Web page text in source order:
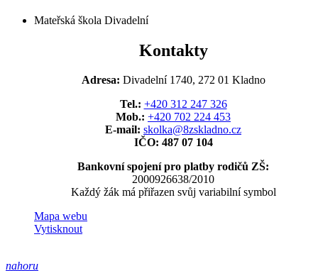
Mateřská škola Divadelní
Kontakty
Adresa: Divadelní 1740, 272 01 Kladno
Tel.: +420 312 247 326
Mob.: +420 702 224 453
E-mail: skolka@8zskladno.cz
IČO: 487 07 104
Bankovní spojení pro platby rodičů ZŠ:
2000926638/2010
Každý žák má přiřazen svůj variabilní symbol
Mapa webu
Vytisknout
nahoru